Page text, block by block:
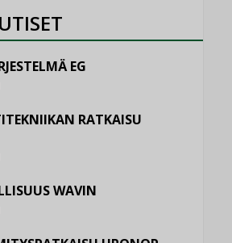
EG
RATKAISU
WAVIN